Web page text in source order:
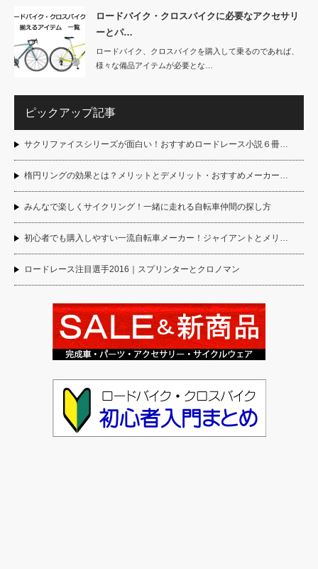
ロードバイク・クロスバイクに必要なアクセサリ
ーとパ…
ロードバイク、クロスバイクを購入して乗るのであれば、
様々な備品アイテムが必要とな…
ピックアップ記事
サクリファイスシリーズが面白い！おすすめロードレース小説６冊…
楕円リングの効果とは？メリットとデメリット・おすすめメーカー…
みんなで楽しくサイクリング！一緒に走れる自転車仲間の探し方
初心者でも購入しやすい一流自転車メーカー！ジャイアントとメリ…
ロードレース注目選手2016｜スプリンターとクロノマン